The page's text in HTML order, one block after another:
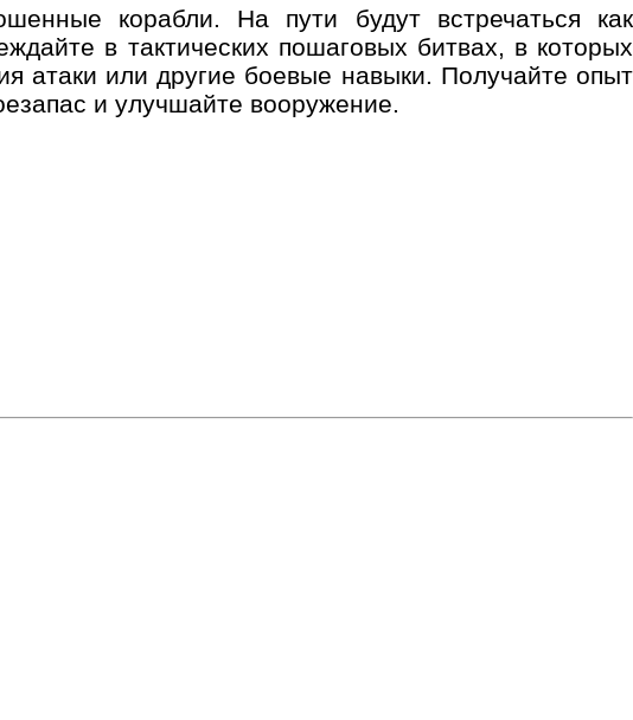
корабли. На пути будут встречаться как
в тактических пошаговых битвах, в которых
атаки или другие боевые навыки. Получайте опыт
и улучшайте вооружение.